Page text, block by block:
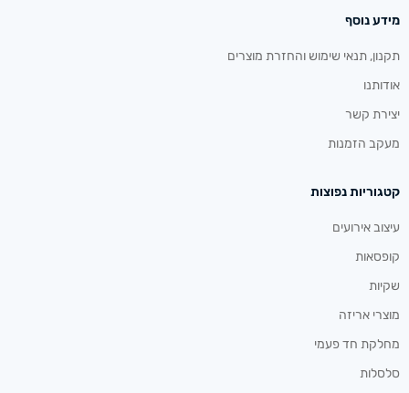
מידע נוסף
תקנון, תנאי שימוש והחזרת מוצרים
אודותנו
יצירת קשר
מעקב הזמנות
קטגוריות נפוצות
עיצוב אירועים
קופסאות
שקיות
מוצרי אריזה
מחלקת חד פעמי
סלסלות